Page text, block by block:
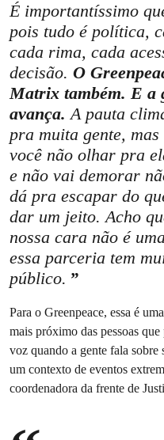
É importantíssimo
pois tudo é política,
cada rima, cada
decisão. O
Matrix também. E a
avança. A pauta
pra muita gente,
você não olhar pra
e não vai demorar
dá pra escapar do
dar um jeito. Acho
nossa cara não é
essa parceria tem
público.
Para o Greenpeace, essa é
mais próximo das pessoas
voz quando a gente fala sobre
um contexto de eventos
coordenadora da frente de